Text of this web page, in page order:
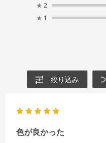
★ 2
★ 1
絞り込み
色が良かった